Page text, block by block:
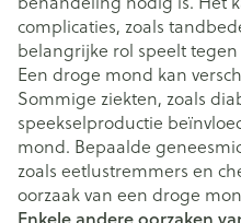
complicaties, zoals
belangrijke rol speelt
Een droge mond kan
Sommige ziekten, zoals
speekselproductie
mond. Bepaalde
zoals eetlustremmers en
oorzaak van een droge